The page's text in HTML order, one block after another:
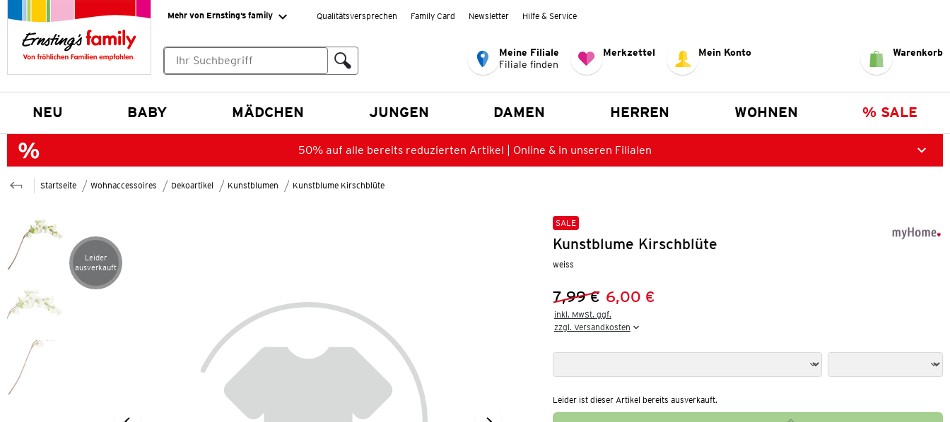
Mehr von Ernsting’s family Qualitätsversprechen Family Card Newsletter Hilfe & Service
Meine Filiale
Filiale finden
Merkzettel Mein Konto Warenkorb
NEU BABY MÄDCHEN JUNGEN DAMEN HERREN WOHNEN % SALE
50% auf alle bereits reduzierten Artikel | Online & in unseren Filialen
Startseite Wohnaccessoires Dekoartikel Kunstblumen Kunstblume Kirschblüte
Artikel leider ausverkauft
Leider
ausverkauft
SALE
Kunstblume Kirschblüte
weiss
Vorheriger Preis:
7,99 €
Neuer Preis:
6,00 €
inkl. MwSt. ggf.
zzgl. Versandkosten
Leider ist dieser Artikel bereits ausverkauft.